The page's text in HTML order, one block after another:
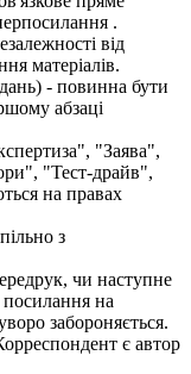
.
від
матеріалів.
- повинна бути
абзаці
"Заява",
"Тест-драйв",
на правах
з
чи наступне
на
забороняється.
є автор